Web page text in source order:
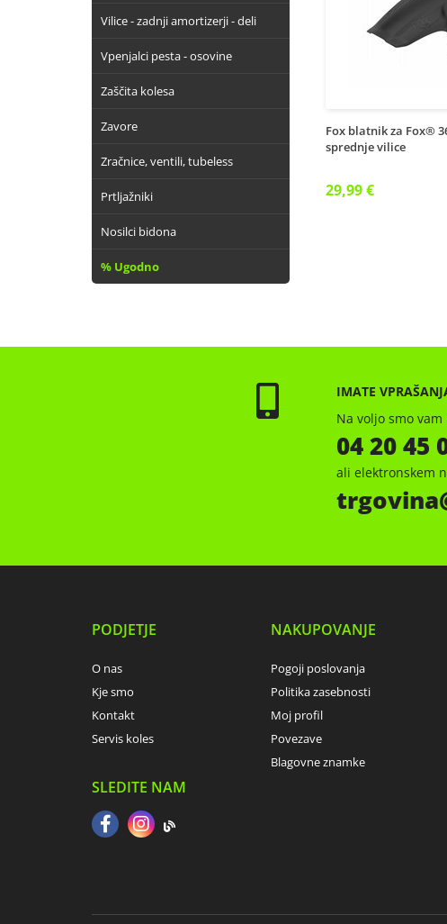
Vilice - zadnji amortizerji - deli
Vpenjalci pesta - osovine
Zaščita kolesa
Zavore
Zračnice, ventili, tubeless
Prtljažniki
Nosilci bidona
% Ugodno
Fox blatnik za Fox®
sprednje vilice
29,99 €
IMATE
Na voljo smo
04 20 45
ali elektronskem
trgovina
PODJETJE
O nas
Kje smo
Kontakt
Servis koles
SLEDITE NAM
NAKUPOVANJE
Pogoji poslovanja
Politika zasebnosti
Moj profil
Povezave
Blagovne znamke